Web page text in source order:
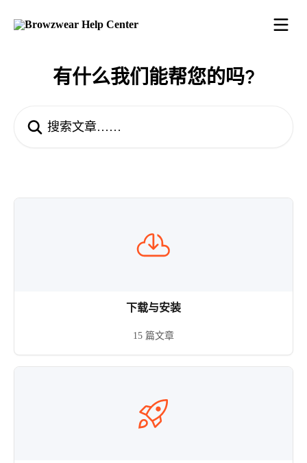
有什么我们能帮您的吗?
下载与安装
15 篇文章